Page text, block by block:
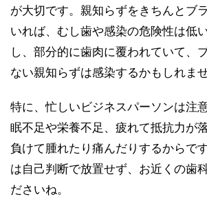
が大切です。親知らずをきちんとブ
いれば、むし歯や感染の危険性は低
し、部分的に歯肉に覆われていて、
ない親知らずは感染するかもしれませ
特に、忙しいビジネスパーソンは注
眠不足や栄養不足、疲れて抵抗力が
負けて腫れたり痛んだりするからで
は自己判断で放置せず、お近くの歯
ださいね。